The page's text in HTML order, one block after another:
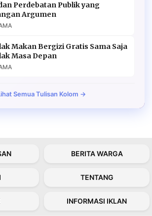
Perdebatan Publik yang
Argumen
Makan Bergizi Gratis Sama Saja
Masa Depan
Semua Tulisan Kolom →
BERITA WARGA
TENTANG
INFORMASI IKLAN